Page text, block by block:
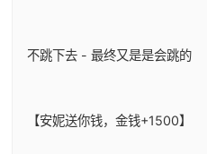
不跳下去 - 最终又是是会跳的
【安妮送你钱，金钱+1500】